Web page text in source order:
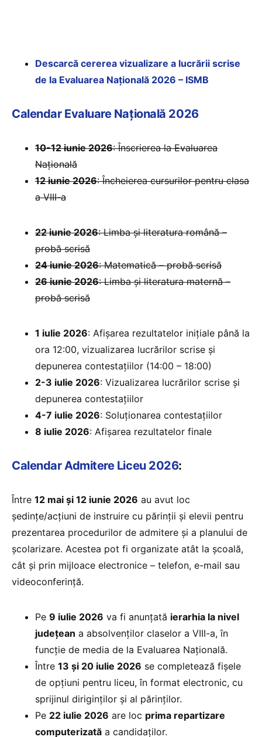
Descarcă cererea vizualizare a lucrării scrise
de la Evaluarea Națională 2026 – ISMB
Calendar Evaluare Națională 2026
10-12 iunie 2026: Înscrierea la Evaluarea
Națională
12 iunie 2026: Încheierea cursurilor pentru clasa
a VIII-a
22 iunie 2026: Limba și literatura română –
probă scrisă
24 iunie 2026: Matematică – probă scrisă
26 iunie 2026: Limba și literatura maternă –
probă scrisă
1 iulie 2026: Afișarea rezultatelor inițiale până la
ora 12:00, vizualizarea lucrărilor scrise și
depunerea contestațiilor (14:00 – 18:00)
2-3 iulie 2026: Vizualizarea lucrărilor scrise și
depunerea contestațiilor
4-7 iulie 2026: Soluționarea contestațiilor
8 iulie 2026: Afișarea rezultatelor finale
Calendar Admitere Liceu 2026:
Între 12 mai și 12 iunie 2026 au avut loc
ședinţe/acțiuni de instruire cu părinţii şi elevii pentru
prezentarea procedurilor de admitere şi a planului de
școlarizare. Acestea pot fi organizate atât la școală,
cât și prin mijloace electronice – telefon, e-mail sau
videoconferință.
Pe 9 iulie 2026 va fi anunţată ierarhia la nivel
judeţean a absolvenţilor claselor a VIII-a, în
funcție de media de la Evaluarea Națională.
Între 13 și 20 iulie 2026 se completează fișele
de opțiuni pentru liceu, în format electronic, cu
sprijinul diriginților și al părinților.
Pe 22 iulie 2026 are loc prima repartizare
computerizată a candidaților.